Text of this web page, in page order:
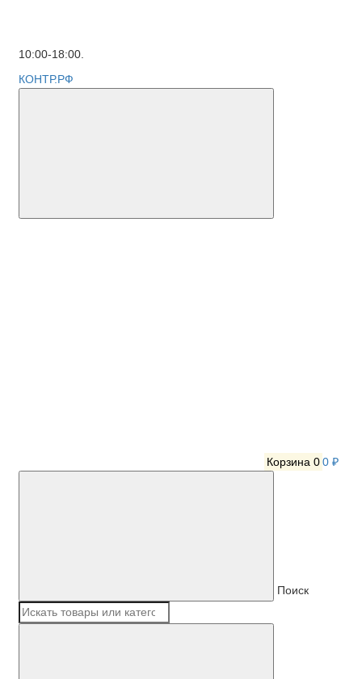
10:00-18:00.
КОНТР.РФ
Корзина 00 ₽
Поиск